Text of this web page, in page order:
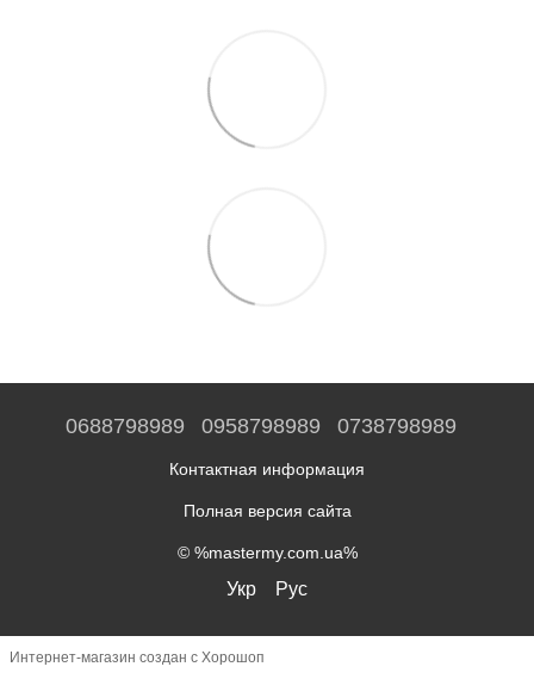
0688798989 0958798989 0738798989
Контактная информация
Полная версия сайта
© %mastermy.com.ua%
Укр Рус
Интернет-магазин создан с Хорошоп